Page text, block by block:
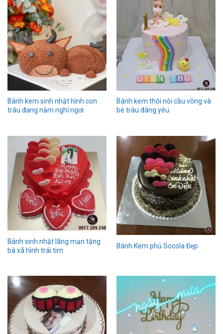
Bánh kem sinh nhật hình con
trâu đang nằm nghỉ ngơi
Bánh kem thôi nôi cầu vồng và
bé trâu đáng yêu
Bánh sinh nhật lãng mạn tặng
bà xã hình trái tim
Bánh Kem phủ Socola Đẹp